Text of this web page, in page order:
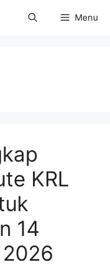
Menu
KRL
14